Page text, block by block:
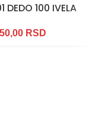
DEDO 100 IVELA
RSD